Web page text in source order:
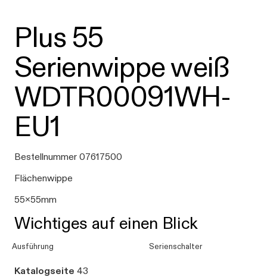
Plus 55
Serienwippe weiß
WDTR00091WH-
EU1
Bestellnummer 07617500
Flächenwippe
55x55mm
Wichtiges auf einen Blick
Ausführung Serienschalter
Katalogseite 43